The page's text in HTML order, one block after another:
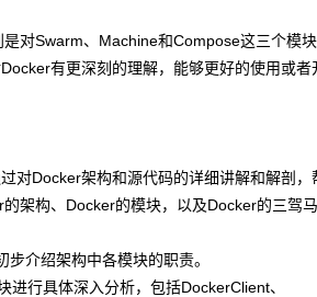
对Swarm、Machine和Compose这三个模
有更深刻的理解，能够更好的使用或者
对Docker架构和源代码的详细讲解和解剖，
架构、Docker的模块，以及Docker的三驾马
介绍架构中各模块的职责。
行具体深入分析，包括DockerClient、